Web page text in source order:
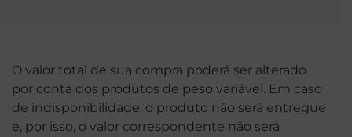
O valor total de sua compra poderá ser alterado
por conta dos produtos de peso variável. Em caso
de indisponibilidade, o produto não será entregue
e, por isso, o valor correspondente não será